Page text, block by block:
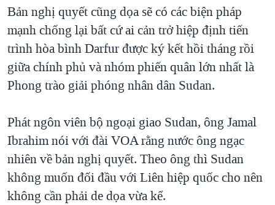
VĂN HOÁ
THỂ THAO
GIÁO DỤC
GROUND ZERO – XƯA VÀ NAY
CÁC GIÁ TRỊ CỘNG HÒA Ở VIỆT NAM
THƯỢNG ĐỈNH TRUMP-KIM TẠI VIỆT NAM
NGƯ DÂN VIỆT VÀ LÀN SÓNG TRỘM HẢI SÂM
BÊN KIA QUỐC LỘ: TIẾNG VỌNG TỪ NÔNG THÔN MỸ
QUAN HỆ VIỆT MỸ
Ngôn ngữ khác
Bản nghị quyết cũng dọa sẽ có các biện pháp
mạnh chống lại bất cứ ai cản trở hiệp định tiến
trình hòa bình Darfur được ký kết hồi tháng rồi
giữa chính phủ và nhóm phiến quân lớn nhất là
Phong trào giải phóng nhân dân Sudan.
Phát ngôn viên bộ ngoại giao Sudan, ông Jamal
Ibrahim nói với đài VOA rằng nước ông ngạc
nhiên về bản nghị quyết. Theo ông thì Sudan
không muốn đối đầu với Liên hiệp quốc cho nên
không cần phải de dọa vừa kể.